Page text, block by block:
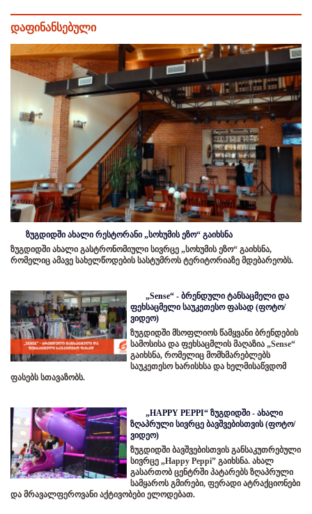
დაფინანსებული
ზუგდიდში ახალი რესტორანი „სოხუმის ეზო“ გაიხსნა
ზუგდიდში ახალი გასტრონომიული სივრცე „სოხუმის ეზო“ გაიხსნა,
რომელიც ამავე სახელწოდების სასტუმროს ტერიტორიაზე მდებარეობს.
„Sense“ - ბრენდული ტანსაცმელი და
ფეხსაცმელი საუკეთესო ფასად (ფოტო/
ვიდეო)
ზუგდიდში მსოფლიოს წამყვანი ბრენდების
სამოსისა და ფეხსაცმლის მაღაზია „Sense“
გაიხსნა, რომელიც მომხმარებლებს
საუკეთესო ხარისხსა და ხელმისაწვდომ
ფასებს სთავაზობს.
„HAPPY PEPPI“ ზუგდიდში - ახალი
ზღაპრული სივრცე ბავშვებისთვის (ფოტო/
ვიდეო)
ზუგდიდში ბავშვებისთვის განსაკუთრებული
სივრცე „Happy Peppi” გაიხსნა. ახალ
გასართობ ცენტრში პატარებს ზღაპრული
სამყაროს გმირები, ფერადი ატრაქციონები
და მრავალფეროვანი აქტივობები ელოდებათ.